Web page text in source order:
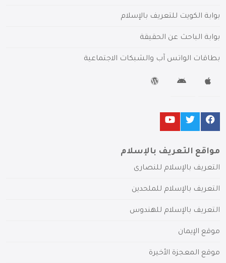
بوابة الكويت للتعريف بالإسلام
بوابة الباحث عن الحقيقة
بطاقات الواتس آب والشبكات الاجتماعية
مواقع التعريف بالإسلام
التعريف بالإسلام للنصارى
التعريف بالإسلام للملحدين
التعريف بالإسلام للهندوس
موقع الإيمان
موقع المعجزة الأخيرة